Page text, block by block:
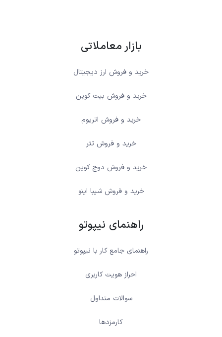
بازار معاملاتی
خرید و فروش ارز دیجیتال
خرید و فروش بیت کوین
خرید و فروش اتریوم
خرید و فروش تتر
خرید و فروش دوج کوین
خرید و فروش شیبا اینو
راهنمای نیپوتو
راهنمای جامع کار با نیپوتو
احراز هویت کاربری
سوالات متداول
کارمزدها